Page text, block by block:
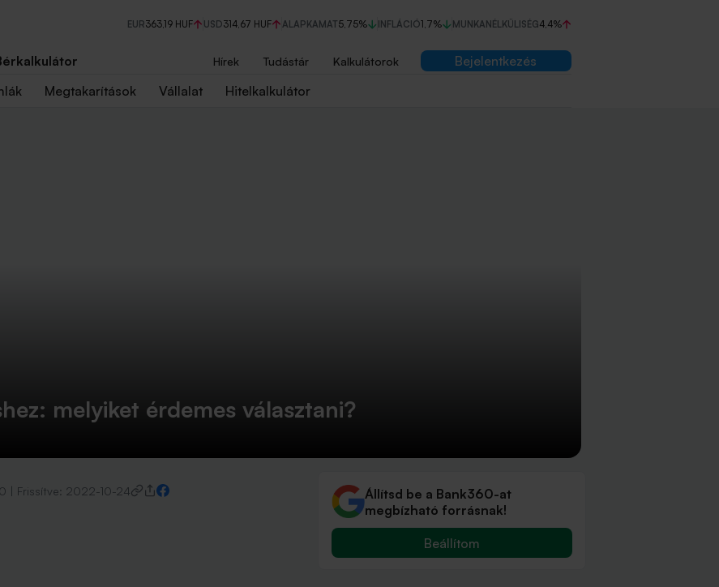
EUR363,19 HUF USD314,67 HUF ALAPKAMAT5,75% INFLÁCIÓ1,7% MUNKANÉLKÜLISÉG4,4%
Hírek Tudástár Kalkulátorok
Bejelentkezés
Megtakarítások Vállalat Hitelkalkulátor
melyiket érdemes választani?
Frissítve: 2022-10-24
Állítsd be a Bank360-at
megbízható forrásnak!
Beállítom